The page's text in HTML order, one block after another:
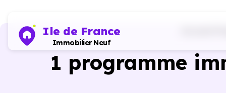
Ile de France
Immobilier Neuf
1 programme